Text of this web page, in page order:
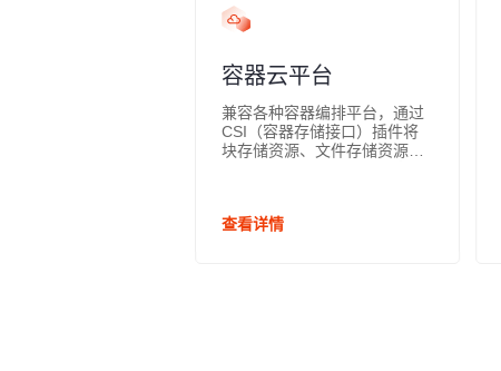
容器云平台
兼容各种容器编排平台，通过
CSI（容器存储接口）插件将
块存储资源、文件存储资源作
及降低服务成本。
查看详情